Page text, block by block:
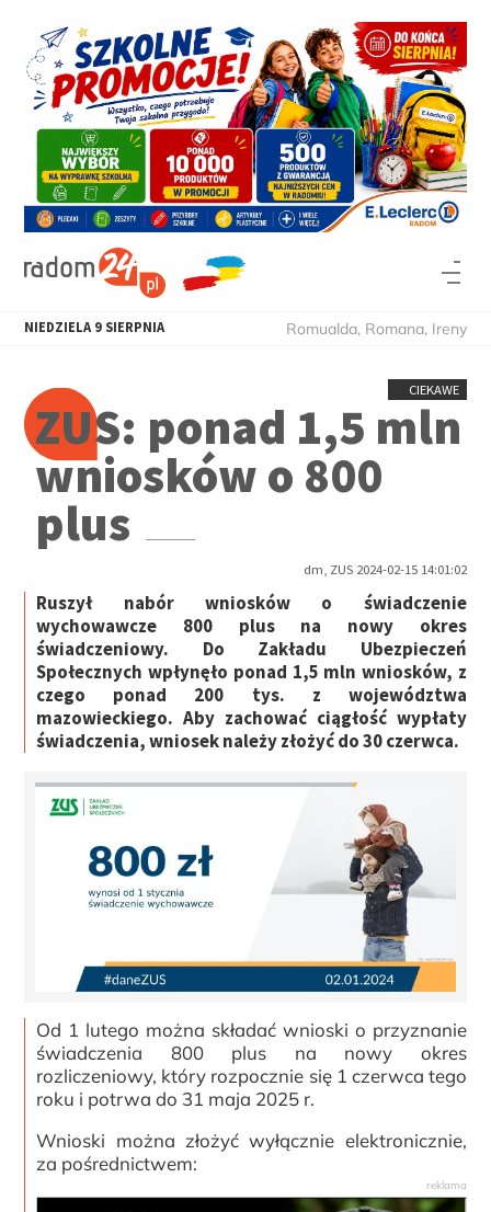
NIEDZIELA 9 SIERPNIA Romualda, Romana, Ireny
CIEKAWE
ZUS: ponad 1,5 mln
wniosków o 800
plus
dm, ZUS 2024-02-15 14:01:02
Ruszył nabór wniosków o świadczenie
wychowawcze 800 plus na nowy okres
świadczeniowy. Do Zakładu Ubezpieczeń
Społecznych wpłynęło ponad 1,5 mln wniosków, z
czego ponad 200 tys. z województwa
mazowieckiego. Aby zachować ciągłość wypłaty
świadczenia, wniosek należy złożyć do 30 czerwca.
Od 1 lutego można składać wnioski o przyznanie
świadczenia 800 plus na nowy okres
rozliczeniowy, który rozpocznie się 1 czerwca tego
roku i potrwa do 31 maja 2025 r.
Wnioski można złożyć wyłącznie elektronicznie,
za pośrednictwem: